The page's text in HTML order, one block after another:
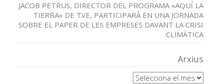
JACOB PETRUS, DIRECTOR DEL PROGRAMA «AQUÍ LA
TIERRA» DE TVE, PARTICIPARÀ EN UNA JORNADA
SOBRE EL PAPER DE LES EMPRESES DAVANT LA CRISI
CLIMÀTICA
Arxius
Arxius